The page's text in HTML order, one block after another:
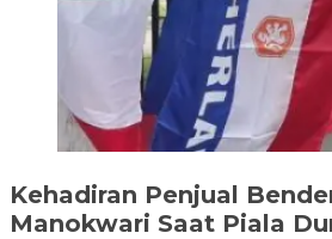
Kehadiran Penjual
Manokwari Saat Piala